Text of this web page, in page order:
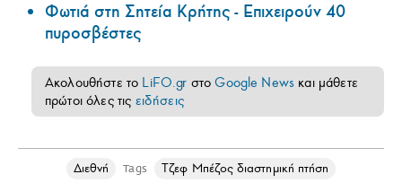
Φωτιά στη Σητεία Κρήτης - Επιχειρούν 40
πυροσβέστες
Ακολουθήστε το LiFO.gr στοGoogle News και μάθετε
πρώτοι όλες τις ειδήσεις
Διεθνή Tags
Τζεφ Μπέζος διαστημική πτήση